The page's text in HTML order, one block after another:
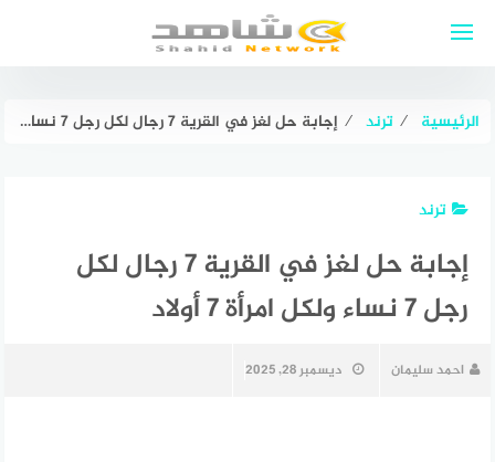
الرئيسية ⁄ ترند ⁄ إجابة حل لغز في القرية 7 رجال لكل رجل 7 نساء ولكل امرأة 7 أولاد
ترند
إجابة حل لغز في القرية 7 رجال لكل
رجل 7 نساء ولكل امرأة 7 أولاد
احمد سليمان ديسمبر 28, 2025